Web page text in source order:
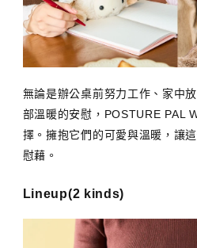
無論是辦公桌前努力工作、家中
部溫暖的安慰，POSTURE PAL
擇。擁抱它們的可愛與溫暖，讓
慰藉。
Lineup(2 kinds)